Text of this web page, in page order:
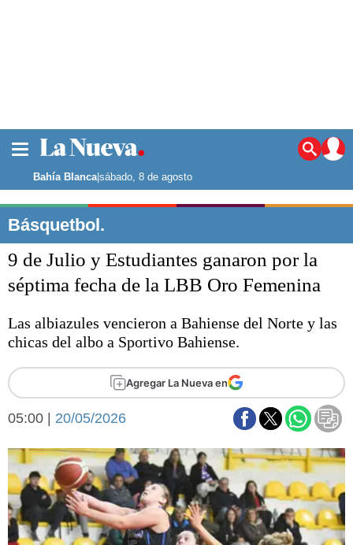
Noticias
La ciudad
Punta Alta
El mundo
Seguridad
Deportes
Escenario Olímpico
Liga del Sur
Fútbol
Cines
Economía y campo
Economía y finanzas
Con el campo
Espacio empresas
Sociedad y tiempo
Sociedad
Bahía Blanca|sábado, 8 de agosto
Básquetbol.
9 de Julio y Estudiantes ganaron por la
séptima fecha de la LBB Oro Femenina
Las albiazules vencieron a Bahiense del Norte y las
chicas del albo a Sportivo Bahiense.
Agregar La Nueva en
05:00 | 20/05/2026